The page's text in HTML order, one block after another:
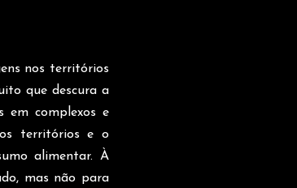
nos territórios
que descura a
em complexos e
territórios e o
alimentar. À
mas não para